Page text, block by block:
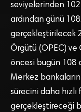
seviyelerinden
ardından günü
gerçekleştirilecek
Örgütü (OPEC) ve
öncesi bugün 108
Merkez
sürecini daha hızlı
gerçekleştireceği